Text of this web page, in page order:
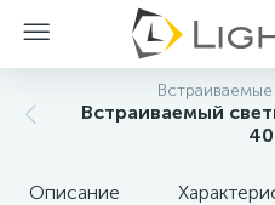
Встраиваемый
Описание